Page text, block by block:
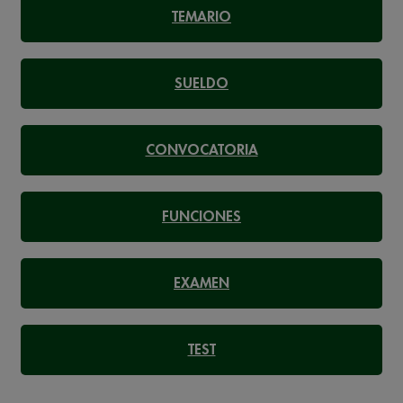
TEMARIO
SUELDO
CONVOCATORIA
FUNCIONES
EXAMEN
TEST